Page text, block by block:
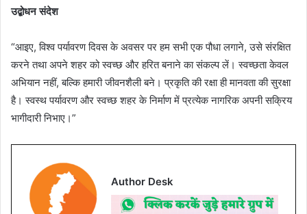
उद्बोधन संदेश
“आइए, विश्व पर्यावरण दिवस के अवसर पर हम सभी एक पौधा लगाने, उसे संरक्षित
करने तथा अपने शहर को स्वच्छ और हरित बनाने का संकल्प लें। स्वच्छता केवल
अभियान नहीं, बल्कि हमारी जीवनशैली बने। प्रकृति की रक्षा ही मानवता की सुरक्षा
है। स्वस्थ पर्यावरण और स्वच्छ शहर के निर्माण में प्रत्येक नागरिक अपनी सक्रिय
भागीदारी निभाए।”
Author Desk